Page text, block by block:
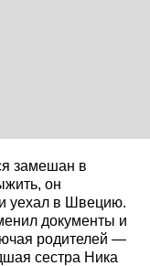
замешан в
он
уехал в Швецию.
документы и
родителей —
сестра Ника